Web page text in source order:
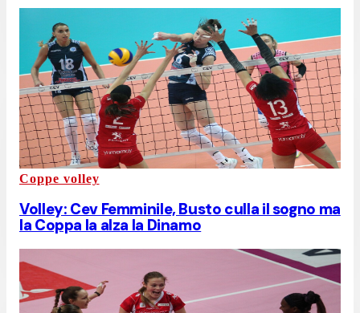
Coppe volley
Volley: Cev Femminile, Busto culla il sogno ma
la Coppa la alza la Dinamo